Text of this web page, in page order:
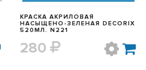
КРАСКА АКРИЛОВАЯ
НАСЫЩЕНО-ЗЕЛЕНАЯ DECORIX
520МЛ. N221
280